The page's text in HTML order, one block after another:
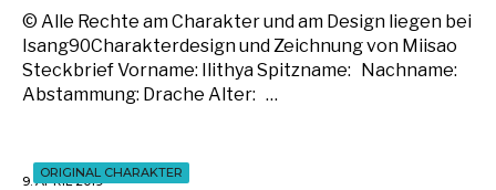
© Alle Rechte am Charakter und am Design liegen bei
Isang90Charakterdesign und Zeichnung von Miisao
Steckbrief Vorname: Ilithya Spitzname: Nachname:
Abstammung: Drache Alter: …
ORIGINAL CHARAKTER
9. APRIL 2019